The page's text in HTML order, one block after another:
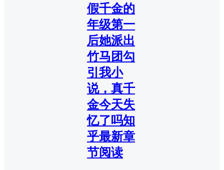
假千金的
年级第一
后她派出
竹马团勾
引我小
说，真千
金今天失
忆了吗知
乎最新章
节阅读